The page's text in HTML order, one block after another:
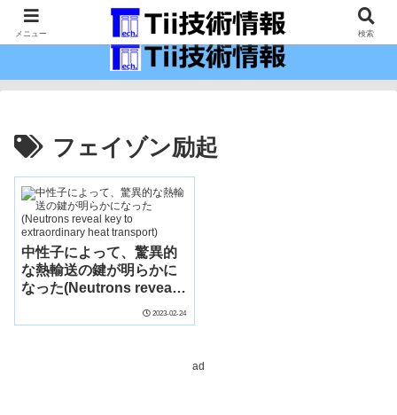
最新の科学技術の情報インフラ。
フェイゾン励起
中性子によって、驚異的
な熱輸送の鍵が明らかに
なった(Neutrons reveal
heat transport)
2023-02-24
ad
メニュー 検索